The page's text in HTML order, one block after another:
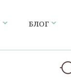
БЛОГ